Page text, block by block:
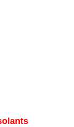
Les conducteurs et les isolants